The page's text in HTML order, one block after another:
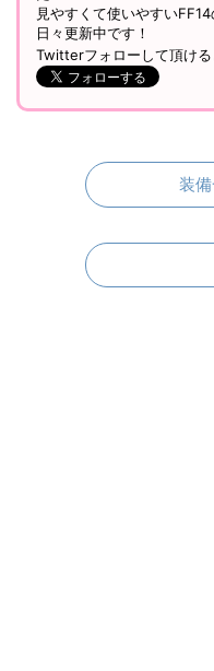
見やすくて使いやすい
日々更新中です！
Twitterフォローして頂け
装